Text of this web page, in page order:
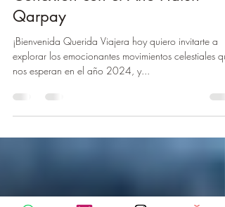
Astrología Inca: Los Movimientos
Astrológicos para el 2024 y su
Conexión con el Año Hatun
Qarpay
¡Bienvenida Querida Viajera hoy quiero invitarte a
explorar los emocionantes movimientos celestiales